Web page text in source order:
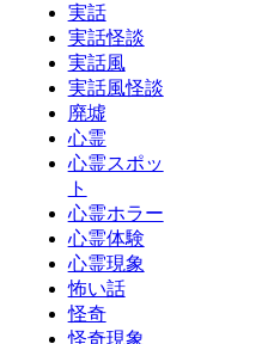
実話
実話怪談
実話風
実話風怪談
廃墟
心霊
心霊スポッ
ト
心霊ホラー
心霊体験
心霊現象
怖い話
怪奇
怪奇現象